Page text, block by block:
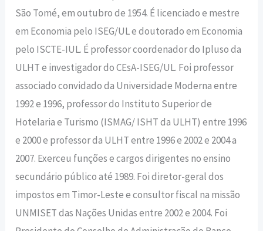
São Tomé, em outubro de 1954. É licenciado e mestre
em Economia pelo ISEG/UL e doutorado em Economia
pelo ISCTE-IUL. É professor coordenador do Ipluso da
ULHT e investigador do CEsA-ISEG/UL. Foi professor
associado convidado da Universidade Moderna entre
1992 e 1996, professor do Instituto Superior de
Hotelaria e Turismo (ISMAG/ ISHT da ULHT) entre 1996
e 2000 e professor da ULHT entre 1996 e 2002 e 2004 a
2007. Exerceu funções e cargos dirigentes no ensino
secundário público até 1989. Foi diretor-geral dos
impostos em Timor-Leste e consultor fiscal na missão
UNMISET das Nações Unidas entre 2002 e 2004. Foi